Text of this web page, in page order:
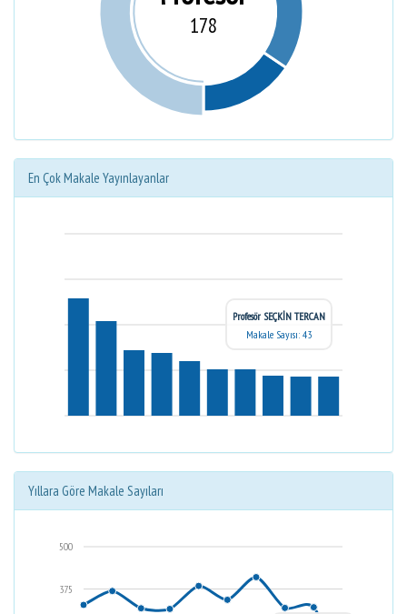
178
En Çok Makale Yayınlayanlar
Profesör SEÇKİN TERCAN
Makale Sayısı: 43
Yıllara Göre Makale Sayıları
375
500